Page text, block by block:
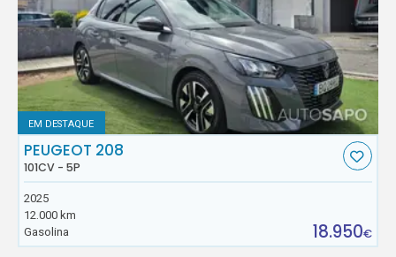
EM DESTAQUE
PEUGEOT 208
101CV - 5P
2025
12.000 km
Gasolina
18.950€